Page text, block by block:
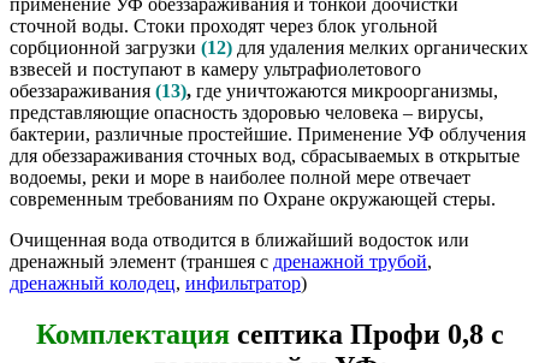
применение УФ обеззараживания и тонкой доочистки
сточной воды. Стоки проходят через блок угольной
сорбционной загрузки (12) для удаления мелких органических
взвесей и поступают в камеру ультрафиолетового
обеззараживания (13), где уничтожаются микроорганизмы,
представляющие опасность здоровью человека – вирусы,
бактерии, различные простейшие. Применение УФ облучения
для обеззараживания сточных вод, сбрасываемых в открытые
водоемы, реки и море в наиболее полной мере отвечает
современным требованиям по Охране окружающей стеры.
Очищенная вода отводится в ближайший водосток или
дренажный элемент (траншея с дренажной трубой,
дренажный колодец, инфильтратор)
Комплектациясептика Профи 0,8 с